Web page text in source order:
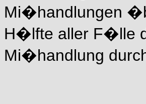
Mi�handlungen
H�lfte aller F�lle
Mi�handlung